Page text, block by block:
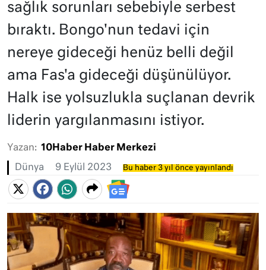
sağlık sorunları sebebiyle serbest
bıraktı. Bongo'nun tedavi için
nereye gideceği henüz belli değil
ama Fas'a gideceği düşünülüyor.
Halk ise yolsuzlukla suçlanan devrik
liderin yargılanmasını istiyor.
Yazan: 10Haber Haber Merkezi
Dünya 9 Eylül 2023 Bu haber 3 yıl önce yayınlandı